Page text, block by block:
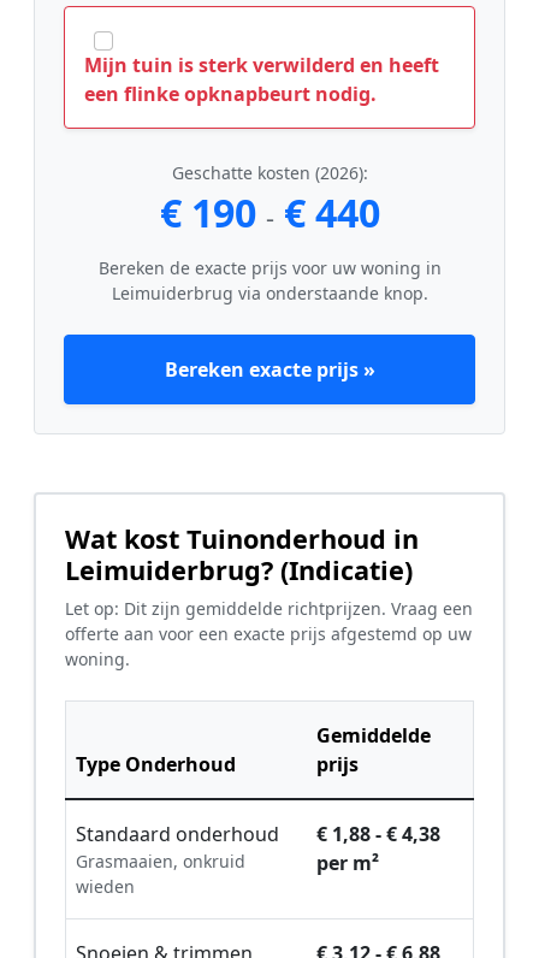
Mijn tuin is sterk verwilderd en heeft
een flinke opknapbeurt nodig.
Geschatte kosten (2026):
€ 190 - € 440
Bereken de exacte prijs voor uw woning in
Leimuiderbrug via onderstaande knop.
Bereken exacte prijs »
Wat kost Tuinonderhoud in
Leimuiderbrug? (Indicatie)
Let op: Dit zijn gemiddelde richtprijzen. Vraag een
offerte aan voor een exacte prijs afgestemd op uw
woning.
Type Onderhoud
Gemiddelde
prijs
Standaard onderhoud
Grasmaaien, onkruid
wieden
€ 1,88 - € 4,38
per m²